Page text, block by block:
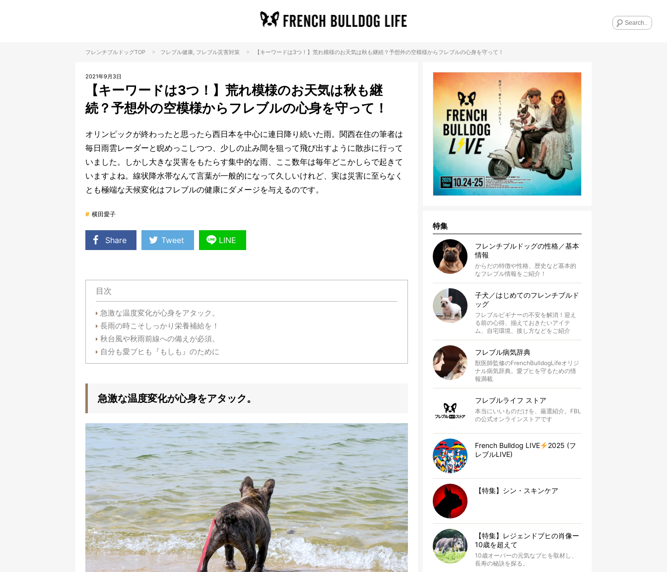
フレンチブルドッグTOP > フレブル健康, フレブル災害対策 > 【キーワードは3つ！】荒れ模様のお天気は秋も継続？予想外の空模様からフレブルの心身を守って！
2021年9月3日
【キーワードは3つ！】荒れ模様のお天気は秋も継
続？予想外の空模様からフレブルの心身を守って！
オリンピックが終わったと思ったら西日本を中心に連日降り続いた雨。関西在住の筆者は
毎日雨雲レーダーと睨めっこしつつ、少しの止み間を狙って飛び出すように散歩に行って
いました。しかし大きな災害をもたらす集中的な雨、ここ数年は毎年どこかしらで起きて
いますよね。線状降水帯なんて言葉が一般的になって久しいけれど、実は災害に至らなく
とも極端な天候変化はフレブルの健康にダメージを与えるのです。
# 横田愛子
Share Tweet LINE
目次
急激な温度変化が心身をアタック。
長雨の時こそしっかり栄養補給を！
秋台風や秋雨前線への備えが必須。
自分も愛ブヒも『もしも』のために
急激な温度変化が心身をアタック。
特集
フレンチブルドッグの性格／基本
情報
からだの特徴や性格、歴史など基本的
なフレブル情報をご紹介！
子犬／はじめてのフレンチブルド
ッグ
フレブルビギナーの不安を解消！迎え
る前の心得、揃えておきたいアイテ
ム、自宅環境、接し方などをご紹介
フレブル病気辞典
獣医師監修のFrenchBulldogLifeオリジ
ナル病気辞典。愛ブヒを守るための情
報満載
フレブルライフ ストア
本当にいいものだけを、厳選紹介。FBL
の公式オンラインストアです
French Bulldog LIVE
2025 (フ
レブルLIVE)
【特集】シン・スキンケア
【特集】レジェンドブヒの肖像ー
10歳を超えて
10歳オーバーの元気なブヒを取材し、
長寿の秘訣を探る。